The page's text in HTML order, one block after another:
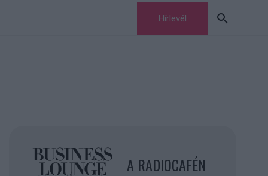
Hírlevél
A RADIOCAFÉN